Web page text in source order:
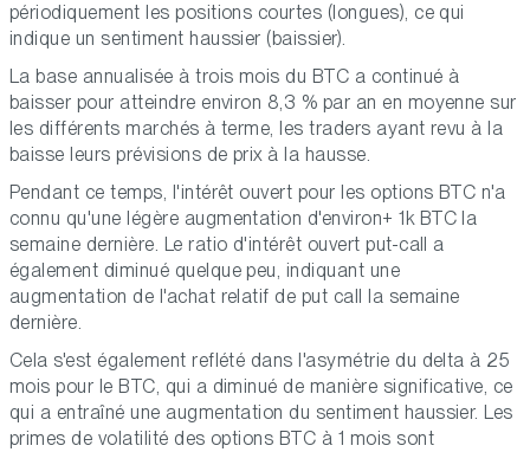
périodiquement les positions courtes (longues), ce qui
indique un sentiment haussier (baissier).
La base annualisée à trois mois du BTC a continué à
baisser pour atteindre environ 8,3 % par an en moyenne sur
les différents marchés à terme, les traders ayant revu à la
baisse leurs prévisions de prix à la hausse.
Pendant ce temps, l'intérêt ouvert pour les options BTC n'a
connu qu'une légère augmentation d'environ+ 1k BTC la
semaine dernière. Le ratio d'intérêt ouvert put-call a
également diminué quelque peu, indiquant une
augmentation de l'achat relatif de put call la semaine
dernière.
Cela s'est également reflété dans l'asymétrie du delta à 25
mois pour le BTC, qui a diminué de manière significative, ce
qui a entraîné une augmentation du sentiment haussier. Les
primes de volatilité des options BTC à 1 mois sont